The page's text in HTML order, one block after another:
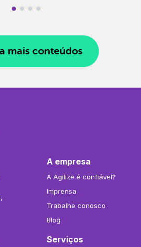
mais conteúdos
A empresa
A Agilize é confiável?
Imprensa
Trabalhe conosco
Blog
Serviços